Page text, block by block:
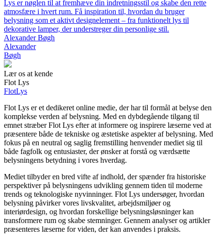
Lys er nøglen til at fremhæve din indretningsstil og skabe den rette
atmosfære i hvert rum. Få inspiration til, hvordan du bruger
belysning som et aktivt designelement – fra funktionelt lys til
dekorative lamper, der understreger din personlige stil.
Alexander Bøgh
Alexander
Bøgh
Lær os at kende
Flot Lys
FlotLys
Flot Lys er et dedikeret online medie, der har til formål at belyse den
komplekse verden af belysning. Med en dybdegående tilgang til
emnet stræber Flot Lys efter at informere og inspirere læserne ved at
præsentere både de tekniske og æstetiske aspekter af belysning. Med
fokus på en neutral og saglig fremstilling henvender mediet sig til
både fagfolk og entusiaster, der ønsker at forstå og værdsætte
belysningens betydning i vores hverdag.
Mediet tilbyder en bred vifte af indhold, der spænder fra historiske
perspektiver på belysningens udvikling gennem tiden til moderne
trends og teknologiske nyvinninger. Flot Lys undersøger, hvordan
belysning påvirker vores livskvalitet, arbejdsmiljøer og
interiørdesign, og hvordan forskellige belysningsløsninger kan
transformere rum og skabe stemninger. Gennem analyser og artikler
præsenteres læserne for viden, der kan anvendes i praksis.